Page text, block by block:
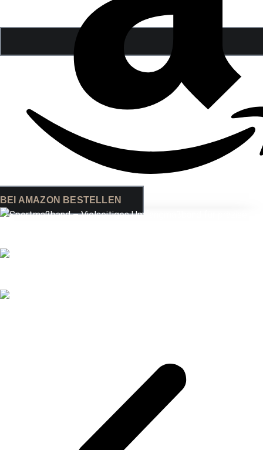
BEI AMAZON BESTELLEN